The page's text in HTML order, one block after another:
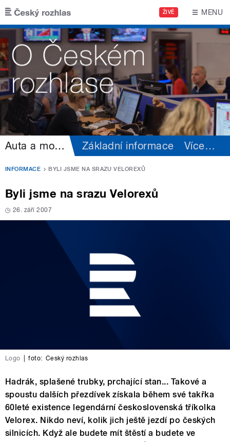
Přejít k hlavnímu obsahu
ŽIVĚ MENU
Auta a motorismus Základní informace Více…
INFORMACE BYLI JSME NA SRAZU VELOREXŮ
Byli jsme na srazu Velorexů
26. září 2007
Logo foto: Český rozhlas
Hadrák, splašené trubky, prchající stan... Takové a
spoustu dalších přezdívek získala během své takřka
60leté existence legendární československá tříkolka
Velorex. Nikdo neví, kolik jich ještě jezdí po českých
silnicích. Když ale budete mít štěstí a budete ve